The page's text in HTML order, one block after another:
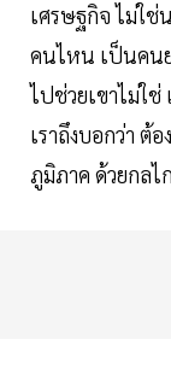
เศรษฐกิจ ไม่ใช่
คนไหน เป็นคนย
ไปช่วยเขาไม่ใ
เราถึงบอกว่า ต้
ภูมิภาค ด้วยกลไ